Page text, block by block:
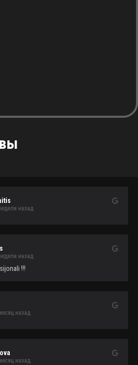
назад
назад
!!!
назад
назад